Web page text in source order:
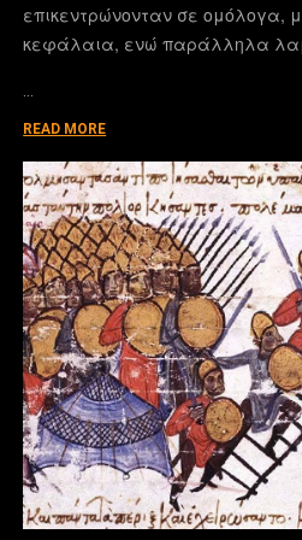
επικεντρώνονταν σε ομόλογα,
κεφάλαια, ενώ παράλληλα
…
READ MORE